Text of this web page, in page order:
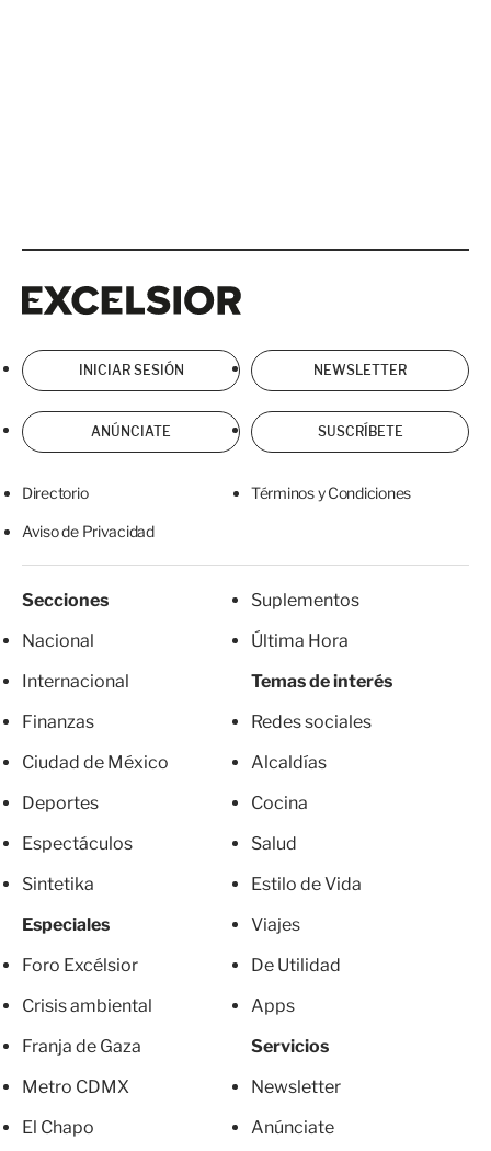
INICIAR SESIÓN NEWSLETTER
ANÚNCIATE SUSCRÍBETE
Directorio Términos y Condiciones
Aviso de Privacidad
Secciones
Nacional
Internacional
Finanzas
Ciudad de México
Deportes
Espectáculos
Sintetika
Especiales
Foro Excélsior
Crisis ambiental
Franja de Gaza
Metro CDMX
El Chapo
Suplementos
Última Hora
Temas de interés
Redes sociales
Alcaldías
Cocina
Salud
Estilo de Vida
Viajes
De Utilidad
Apps
Servicios
Newsletter
Anúnciate